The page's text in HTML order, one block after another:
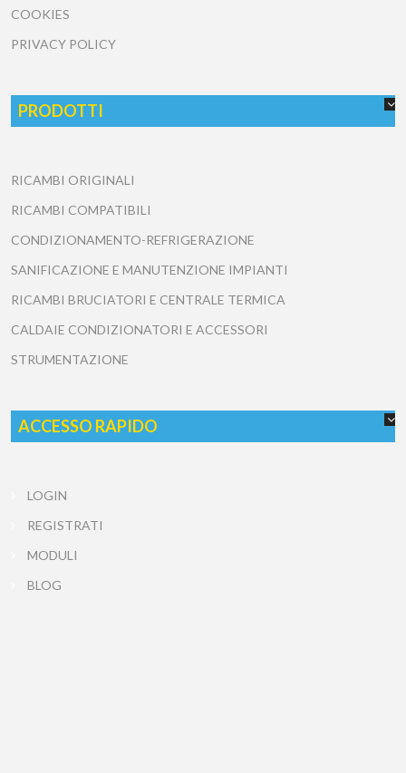
COOKIES
PRIVACY POLICY
PRODOTTI
RICAMBI ORIGINALI
RICAMBI COMPATIBILI
CONDIZIONAMENTO-REFRIGERAZIONE
SANIFICAZIONE E MANUTENZIONE IMPIANTI
RICAMBI BRUCIATORI E CENTRALE TERMICA
CALDAIE CONDIZIONATORI E ACCESSORI
STRUMENTAZIONE
ACCESSO RAPIDO
LOGIN
REGISTRATI
MODULI
BLOG